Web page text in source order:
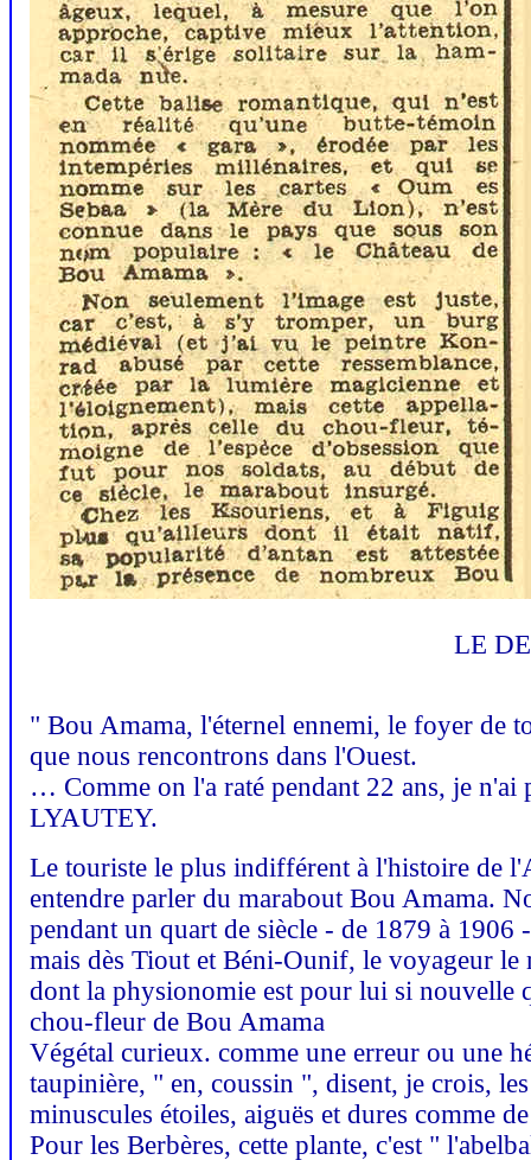
LE
" Bou Amama, l'éternel ennemi, le foyer de
que nous rencontrons dans l'Ouest.
… Comme on l'a raté pendant 22 ans, je
LYAUTEY.
Le touriste le plus indifférent à l'histoire de
entendre parler du marabout Bou Amama.
pendant un quart de siècle - de 1879 à
mais dès Tiout et Béni-Ounif, le voyageur
dont la physionomie est pour lui si nouvelle
chou-fleur de Bou Amama
Végétal curieux. comme une erreur ou une
taupinière, " en, coussin ", disent, je crois,
minuscules étoiles, aiguës et dures comme
Pour les Berbères, cette plante, c'est "